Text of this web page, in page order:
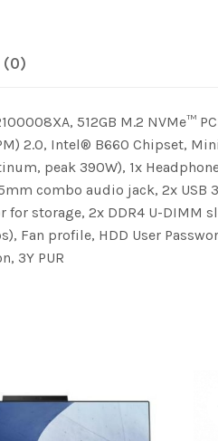
(0)
512GB M.2 NVMe™
2.0, Intel® B660 Chipset,
peak 390W), 1x
combo audio jack, 2x USB
storage, 2x DDR4 U-
Fan profile, HDD User
3Y PUR